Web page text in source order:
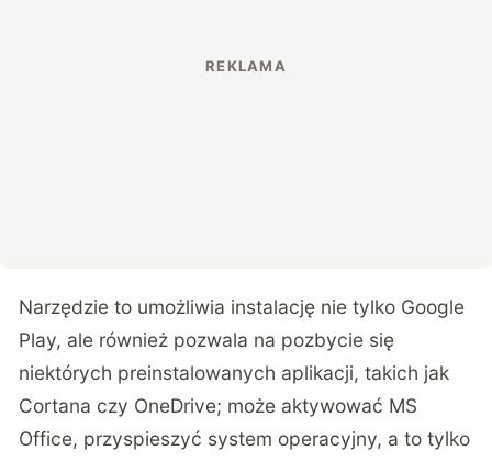
Narzędzie to umożliwia instalację nie tylko Google
Play, ale również pozwala na pozbycie się
niektórych preinstalowanych aplikacji, takich jak
Cortana czy OneDrive; może aktywować MS
Office, przyspieszyć system operacyjny, a to tylko